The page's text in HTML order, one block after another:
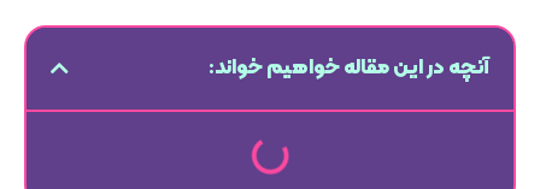
آنچه در این مقاله خواهیم خواند: